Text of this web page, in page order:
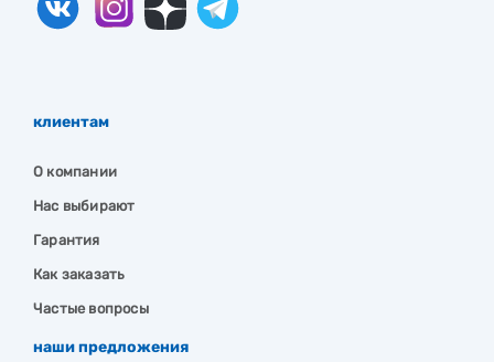
клиентам
О компании
Нас выбирают
Гарантия
Как заказать
Частые вопросы
наши предложения